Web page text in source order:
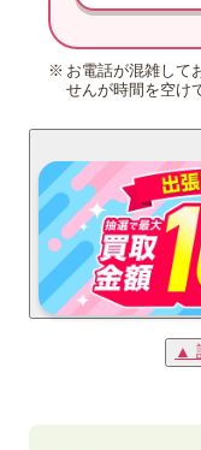
お電話が混雑して
せんが時間を空け
▲